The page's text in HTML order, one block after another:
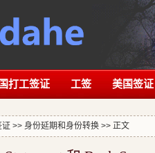
打工签证 工签 美国签证
证 >> 身份延期和身份转换 >> 正文